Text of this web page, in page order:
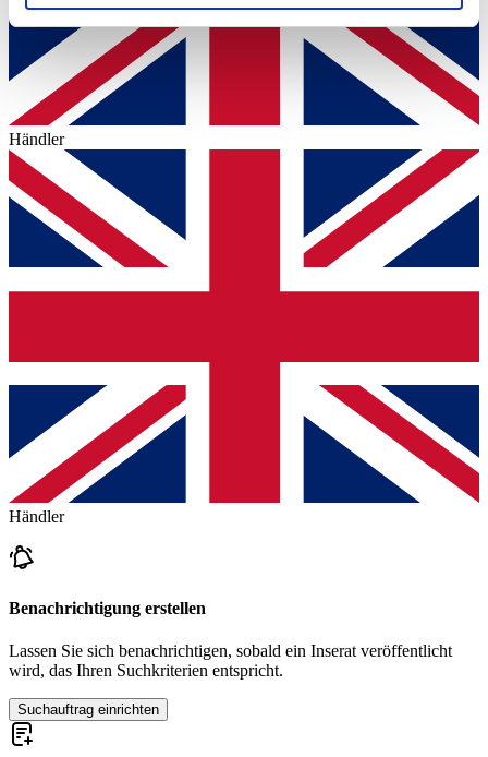
soziale Medien, Werbung und Analysen weiter. Unsere
Partner führen diese Informationen möglicherweise mit
weiteren Daten zusammen, die Sie ihnen bereitgestellt
haben oder die sie im Rahmen Ihrer Nutzung der Dienste
gesammelt haben.
Händler
Händler
Benachrichtigung erstellen
Lassen Sie sich benachrichtigen, sobald ein Inserat veröffentlicht
wird, das Ihren Suchkriterien entspricht.
Suchauftrag einrichten